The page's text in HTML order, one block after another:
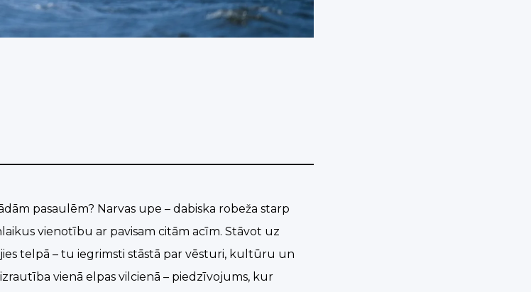
pasaulēm? Narvas upe – dabiska robeža starp
vienotību ar pavisam citām acīm. Stāvot uz
telpā – tu iegrimsti stāstā par vēsturi, kultūru un
vienā elpas vilcienā – piedzīvojums, kur